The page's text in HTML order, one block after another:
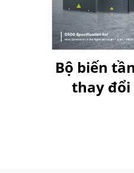
Bộ biến
thay đổi